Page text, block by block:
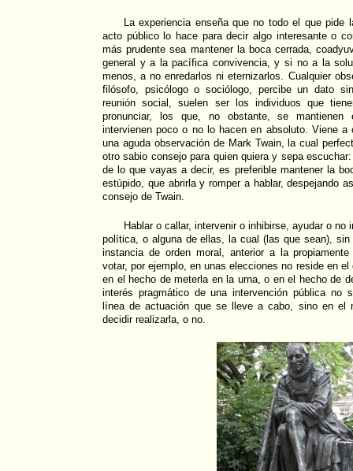
La experiencia enseña que no todo el que pide
acto público lo hace para decir algo interesante o
más prudente sea mantener la boca cerrada,
general y a la pacífica convivencia, y si no a la
menos, a no enredarlos ni eternizarlos. Cualquier
filósofo, psicólogo o sociólogo, percibe un dato
reunión social, suelen ser los individuos que
pronunciar, los que, no obstante, se mantienen
intervienen poco o no lo hacen en absoluto. Viene a
una aguda observación de Mark Twain, la cual
otro sabio consejo para quien quiera y sepa
de lo que vayas a decir, es preferible mantener la
estúpido, que abrirla y romper a hablar, despejando
consejo de Twain.
Hablar o callar, intervenir o inhibirse, ayudar o
política, o alguna de ellas, la cual (las que sean), sin
instancia de orden moral, anterior a la
votar, por ejemplo, en unas elecciones no reside en
en el hecho de meterla en la urna, o en el hecho de
interés pragmático de una intervención pública no
línea de actuación que se lleve a cabo, sino en el
decidir realizarla, o no.